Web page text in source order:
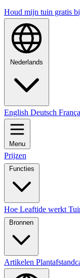
Houd mijn tuin gratis
Nederlands
English Deutsch
Menu
Prijzen
Functies
Hoe Leaftide werkt
Bronnen
Artikelen